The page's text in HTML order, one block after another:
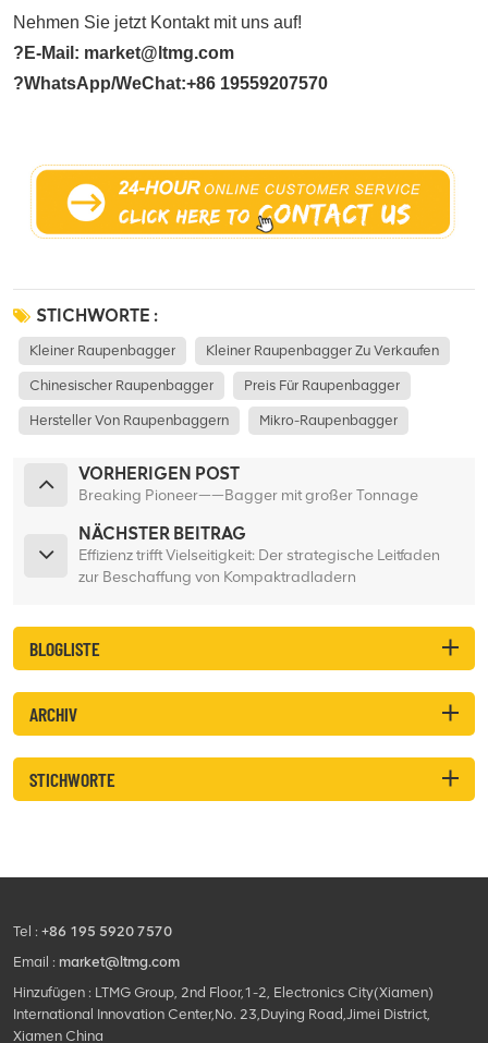
Nehmen Sie jetzt Kontakt mit uns auf!
?E-Mail: market@ltmg.com
?WhatsApp/WeChat:+86 19559207570
STICHWORTE :
Kleiner Raupenbagger Kleiner Raupenbagger Zu Verkaufen
Chinesischer Raupenbagger Preis Für Raupenbagger
Hersteller Von Raupenbaggern Mikro-Raupenbagger
VORHERIGEN POST
Breaking Pioneer——Bagger mit großer Tonnage
NÄCHSTER BEITRAG
Effizienz trifft Vielseitigkeit: Der strategische Leitfaden
zur Beschaffung von Kompaktradladern
BLOGLISTE
ARCHIV
STICHWORTE
Tel : +86 195 5920 7570
Email : market@ltmg.com
Hinzufügen : LTMG Group, 2nd Floor,1-2, Electronics City(Xiamen)
International Innovation Center,No. 23,Duying Road,Jimei District,
Xiamen China